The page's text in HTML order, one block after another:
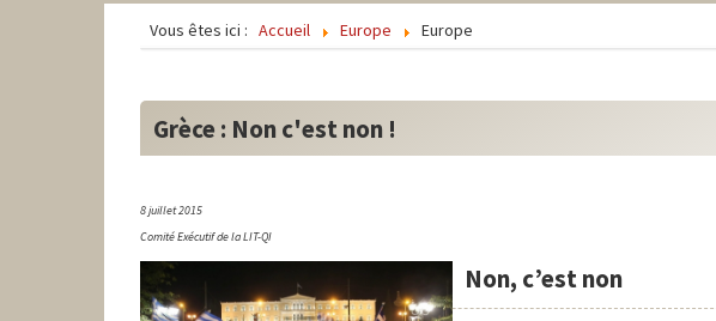
Vous êtes ici : Accueil Europe Europe
Grèce : Non c'est non !
8 juillet 2015
Comité Exécutif de la LIT-QI
Non, c’est non